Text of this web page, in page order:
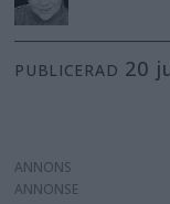
PUBLICERAD 20
ANNONS